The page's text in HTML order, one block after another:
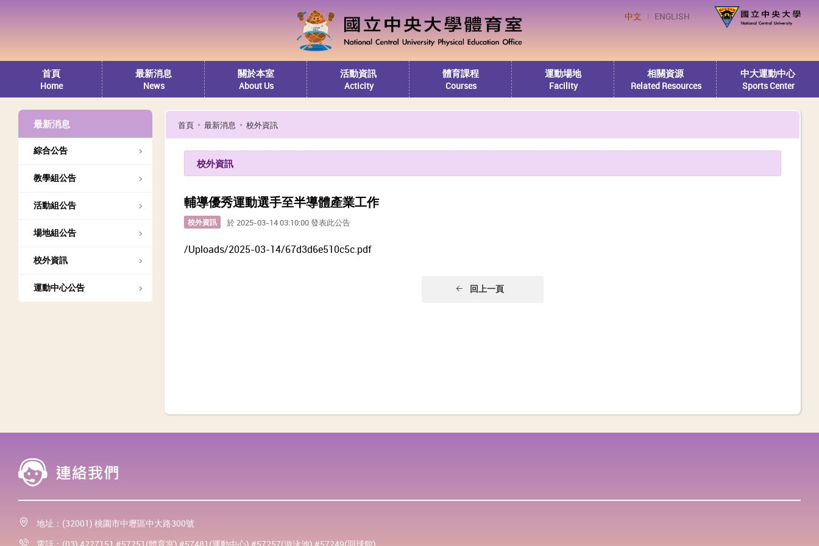
中文 ENGLISH
首頁
Home
最新消息
News
關於本室
About Us
活動資訊
Acticity
體育課程
Courses
運動場地
Facility
相關資源
Related Resources
中大運動中心
Sports Center
最新消息
綜合公告
教學組公告
活動組公告
場地組公告
校外資訊
運動中心公告
首頁 最新消息 校外資訊
校外資訊
輔導優秀運動選手至半導體產業工作
校外資訊 於 2025-03-14 03:10:00 發表此公告
/Uploads/2025-03-14/67d3d6e510c5c.pdf
回上一頁
地址：(32001) 桃園市中壢區中大路300號